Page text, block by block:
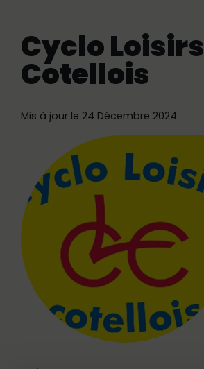
Cyclo Loisirs
Cotellois
Mis à jour le 24 Décembre 2024